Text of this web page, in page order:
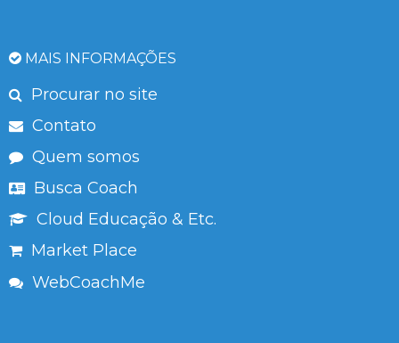
MAIS INFORMAÇÕES
Procurar no site
Contato
Quem somos
Busca Coach
Cloud Educação & Etc.
Market Place
WebCoachMe